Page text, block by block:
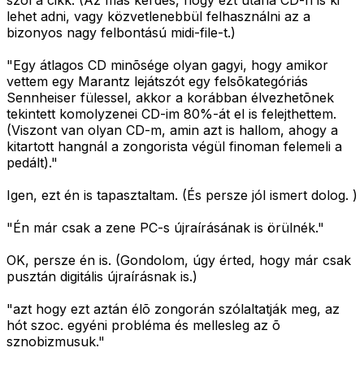
lehet adni, vagy közvetlenebbül felhasználni az a
bizonyos nagy felbontású midi-file-t.)
"Egy átlagos CD minõsége olyan gagyi, hogy amikor
vettem egy Marantz lejátszót egy felsõkategóriás
Sennheiser fülessel, akkor a korábban élvezhetõnek
tekintett komolyzenei CD-im 80%-át el is felejthettem.
(Viszont van olyan CD-m, amin azt is hallom, ahogy a
kitartott hangnál a zongorista végül finoman felemeli a
pedált)."
Igen, ezt én is tapasztaltam. (És persze jól ismert dolog. )
"Én már csak a zene PC-s újraírásának is örülnék."
OK, persze én is. (Gondolom, úgy érted, hogy már csak
pusztán digitális újraírásnak is.)
"azt hogy ezt aztán élõ zongorán szólaltatják meg, az
hót szoc. egyéni probléma és mellesleg az õ
sznobizmusuk."